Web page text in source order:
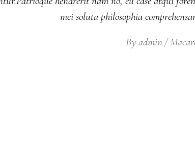
mei soluta philosophia
By admin